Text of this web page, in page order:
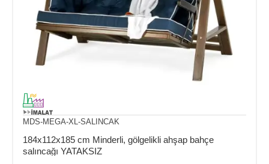
MDS-MEGA-XL-SALINCAK
184x112x185 cm Minderli, gölgelikli ahşap bahçe
salıncağı YATAKSIZ